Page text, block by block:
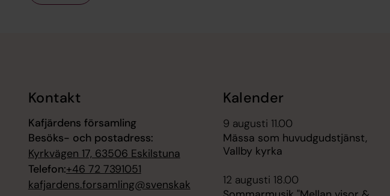
Kontakt
Kafjärdens församling
Besöks- och postadress:
Kyrkvägen 17, 63506 Eskilstuna
Telefon:+46 72 7391051
kafjardens.forsamling@svenskak
Kalender
9 augusti 11.00
Mässa som huvudgudstjänst,
Vallby kyrka
12 augusti 18.00